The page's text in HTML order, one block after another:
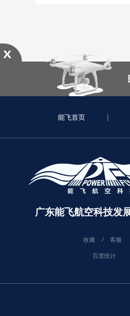
能飞首页
广东能飞航空科技发
收藏
客服
百度统计